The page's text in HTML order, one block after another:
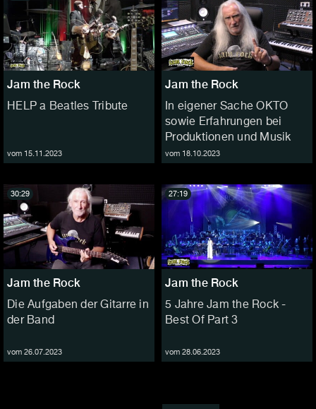
Jam the Rock
HELP a Beatles Tribute
vom 15.11.2023
Jam the Rock
In eigener Sache OKTO
sowie Erfahrungen bei
Produktionen und Musik
vom 18.10.2023
Jam the Rock
Die Aufgaben der Gitarre in
der Band
vom 26.07.2023
30:29
Jam the Rock
5 Jahre Jam the Rock -
Best Of Part 3
vom 28.06.2023
27:19